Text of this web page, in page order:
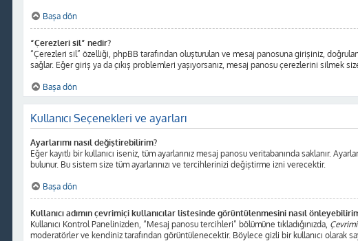
Başa dön
“Çerezleri sil” nedir?
“Çerezleri sil” özelliği, phpBB tarafından oluşturulan ve mesaj panosuna girişiniz,
sağlar. Eğer giriş ya da çıkış problemleri yaşıyorsanız, mesaj panosu çerezlerini silmek
Başa dön
Kullanıcı Seçenekleri ve ayarları
Ayarlarımı nasıl değiştirebilirim?
Eğer kayıtlı bir kullanıcı iseniz, tüm ayarlarınız mesaj panosu veritabanında saklanır.
bulunur. Bu sistem size tüm ayarlarınızı ve tercihlerinizi değiştirme izni verecektir.
Başa dön
Kullanıcı adımın çevrimiçi kullanıcılar listesinde görüntülenmesini nasıl
Kullanıcı Kontrol Panelinizden, “Mesaj panosu tercihleri” bölümüne tıkladığınızda,
moderatörler ve kendiniz tarafından görüntülenecektir. Böylece gizli bir kullanıcı olarak